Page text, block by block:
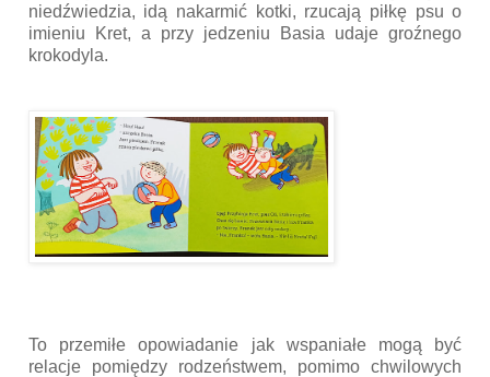
niedźwiedzia, idą nakarmić kotki, rzucają piłkę psu o
imieniu Kret, a przy jedzeniu Basia udaje groźnego
krokodyla.
To przemiłe opowiadanie jak wspaniałe mogą być
relacje pomiędzy rodzeństwem, pomimo chwilowych